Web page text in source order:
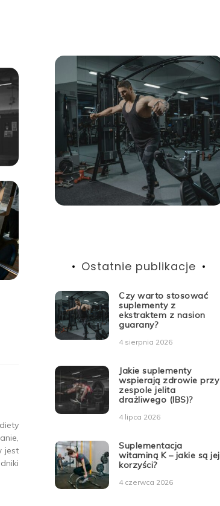
jest
Ostatnie publikacje
Czy warto stosować
suplementy z
ekstraktem z nasion
guarany?
4 sierpnia 2026
Jakie suplementy
wspierają zdrowie przy
zespole jelita
drażliwego (IBS)?
4 lipca 2026
Suplementacja
witaminą K – jakie są jej
korzyści?
4 czerwca 2026